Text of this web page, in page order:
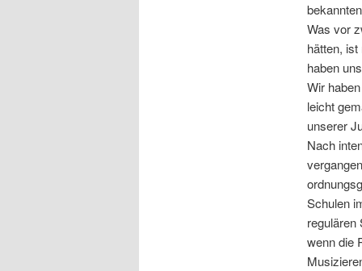
Was vor
hätten,
haben
Wir
leicht
unserer
Nach
Schulen
regulären
wenn die